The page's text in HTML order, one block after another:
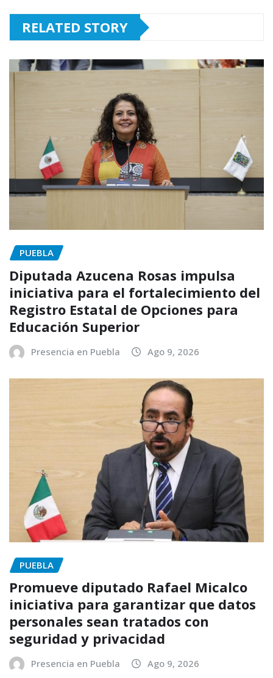
RELATED STORY
PUEBLA
Diputada Azucena Rosas impulsa
iniciativa para el fortalecimiento del
Registro Estatal de Opciones para
Educación Superior
Presencia en Puebla Ago 9, 2026
PUEBLA
Promueve diputado Rafael Micalco
iniciativa para garantizar que datos
personales sean tratados con
seguridad y privacidad
Presencia en Puebla Ago 9, 2026